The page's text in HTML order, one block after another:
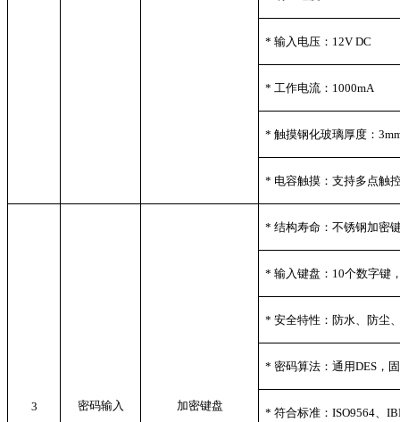
* 输入电压：12V DC
* 工作电流：1000mA
* 触摸钢化玻璃厚度：
* 电容触摸：支持多点触
3 密码输入 加密键盘
* 结构寿命：不锈钢加密
* 输入键盘：10个数字键
* 安全特性：防水、防尘
* 密码算法：通用DES，
* 符合标准：ISO9564、